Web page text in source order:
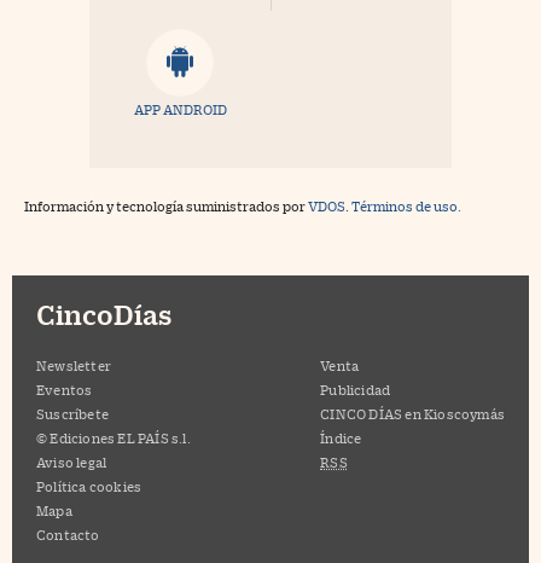
APP ANDROID
Información y tecnología suministrados porVDOS Términos de uso.
CincoDías
Newsletter
Eventos
Suscríbete
© Ediciones EL PAÍS s.l.
Aviso legal
Política cookies
Mapa
Contacto
Venta
Publicidad
CINCO DÍAS en Kioscoymás
Índice
RSS